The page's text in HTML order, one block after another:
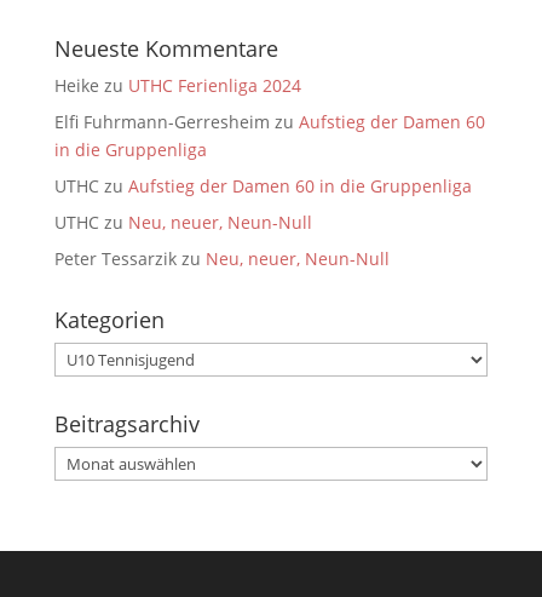
Neueste Kommentare
Heike zu UTHC Ferienliga 2024
Elfi Fuhrmann-Gerresheim zu Aufstieg der Damen 60
in die Gruppenliga
UTHCzu Aufstieg der Damen 60 in die Gruppenliga
UTHCzu Neu, neuer, Neun-Null
Peter Tessarzikzu Neu, neuer, Neun-Null
Kategorien
Kategorien
Beitragsarchiv
Beitragsarchiv